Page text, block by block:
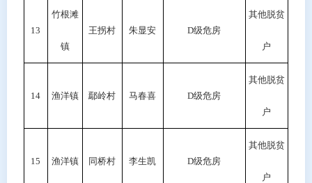
13
竹根滩
镇
王拐村 朱显安 D级危房
其他脱贫
户
14 渔洋镇 鄢岭村 马春喜 D级危房
其他脱贫
户
15 渔洋镇 同桥村 李生凯 D级危房
其他脱贫
户